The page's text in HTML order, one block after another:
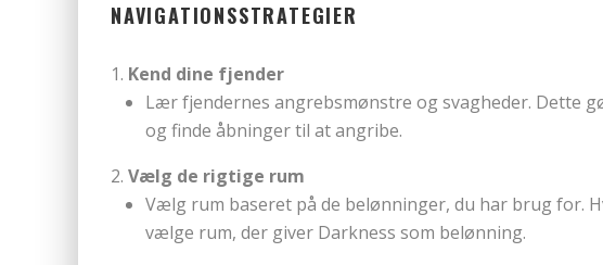
NAVIGATIONSSTRATEGIER
Kend dine fjender
Lær fjendernes angrebsmønstre og svagheder. Dette
og finde åbninger til at angribe.
Vælg de rigtige rum
Vælg rum baseret på de belønninger, du har brug for.
vælge rum, der giver Darkness som belønning.